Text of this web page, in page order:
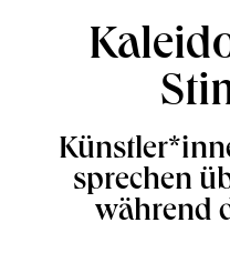
sprechen
während